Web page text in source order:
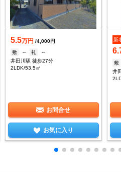
5.5万円 /4,000円
敷
-- 礼
--
井田川駅 徒歩27分
2LDK/53.5㎡
お問合せ
お気に入り
新
敷
井